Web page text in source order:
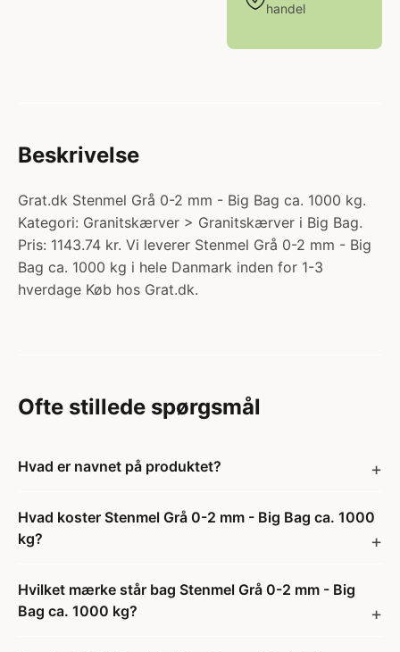
handel
Beskrivelse
Grat.dk Stenmel Grå 0-2 mm - Big Bag ca. 1000 kg.
Kategori: Granitskærver > Granitskærver i Big Bag.
Pris: 1143.74 kr. Vi leverer Stenmel Grå 0-2 mm - Big
Bag ca. 1000 kg i hele Danmark inden for 1-3
hverdage Køb hos Grat.dk.
Ofte stillede spørgsmål
Hvad er navnet på produktet?
Hvad koster Stenmel Grå 0-2 mm - Big Bag ca. 1000
kg?
Hvilket mærke står bag Stenmel Grå 0-2 mm - Big
Bag ca. 1000 kg?